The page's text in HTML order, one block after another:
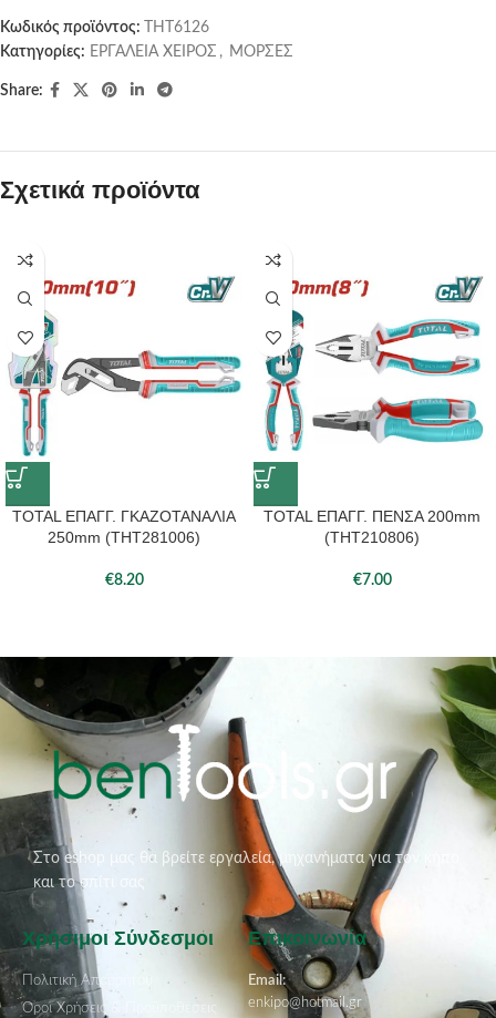
Κωδικός προϊόντος:
THT6126
Κατηγορίες: ΕΡΓΑΛΕΙΑ ΧΕΙΡΟΣ , ΜΟΡΣΕΣ
Share:
Σχετικά προϊόντα
TOTAL ΕΠΑΓΓ. ΓΚΑΖΟΤΑΝΑΛΙΑ
250mm (THT281006)
€8.20
TOTAL ΕΠΑΓΓ. ΠΕΝΣΑ 200mm
(THT210806)
€7.00
Στο eshop μας θα βρείτε εργαλεία, μηχανήματα για τον κήπο
και το σπίτι σας
Χρήσιμοι Σύνδεσμοι
Πολιτική Απορρήτου
Όροι Χρήσεις & Προϋποθέσεις
Επικοινωνία
Email:
enkipo@hotmail.gr